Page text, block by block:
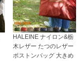
HALEINE ナイロン&栃
木レザー たつのレザー
ボストンバッグ 大きめ